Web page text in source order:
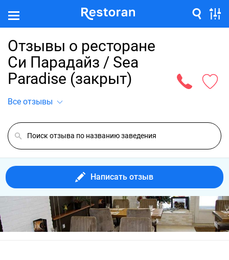
Отзывы о ресторане
Си Парадайз / Sea
Paradise (закрыт)
Все отзывы
Написать отзыв